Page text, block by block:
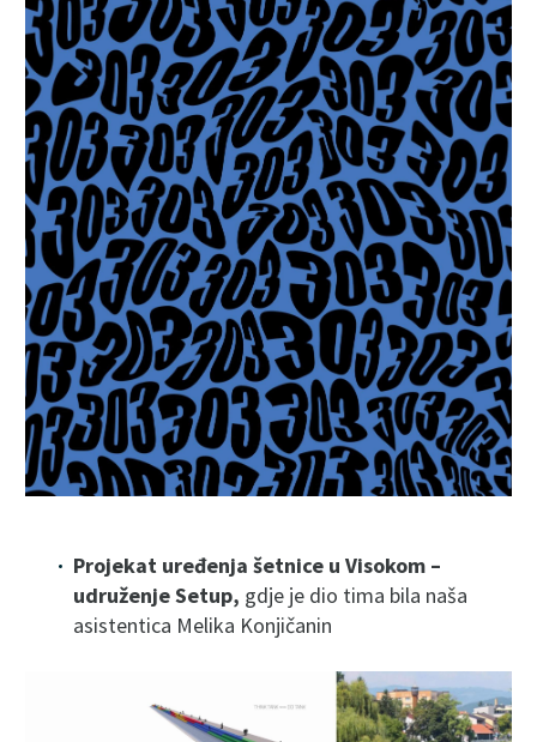
Projekat uređenja šetnice u Visokom –
udruženje Setup, gdje je dio tima bila naša
asistentica Melika Konjičanin